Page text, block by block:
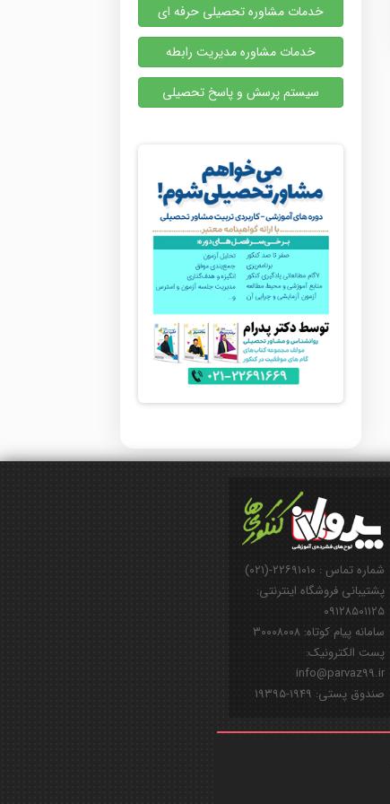
خدمات مشاوره تحصیلی حرفه ای
خدمات مشاوره مدیریت رابطه
سیستم پرسش و پاسخ تحصیلی
شماره تماس : ۲۲۶۹۱۰۱۰-(۰۲۱)
پشتیبانی فروشگاه اینترنتی:
۰۹۱۲۸۵۰۱۱۲۵
سامانه پیام کوتاه: ۳۰۰۰۸۰۰۸
پست الکترونیک:
info@parvaz99.ir
صندوق پستی: ۱۹۴۹-۱۹۳۹۵